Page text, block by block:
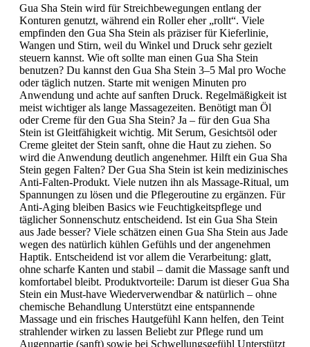
Gua Sha Stein wird für Streichbewegungen entlang der
Konturen genutzt, während ein Roller eher „rollt“. Viele
empfinden den Gua Sha Stein als präziser für Kieferlinie,
Wangen und Stirn, weil du Winkel und Druck sehr gezielt
steuern kannst. Wie oft sollte man einen Gua Sha Stein
benutzen? Du kannst den Gua Sha Stein 3–5 Mal pro Woche
oder täglich nutzen. Starte mit wenigen Minuten pro
Anwendung und achte auf sanften Druck. Regelmäßigkeit ist
meist wichtiger als lange Massagezeiten. Benötigt man Öl
oder Creme für den Gua Sha Stein? Ja – für den Gua Sha
Stein ist Gleitfähigkeit wichtig. Mit Serum, Gesichtsöl oder
Creme gleitet der Stein sanft, ohne die Haut zu ziehen. So
wird die Anwendung deutlich angenehmer. Hilft ein Gua Sha
Stein gegen Falten? Der Gua Sha Stein ist kein medizinisches
Anti-Falten-Produkt. Viele nutzen ihn als Massage-Ritual, um
Spannungen zu lösen und die Pflegeroutine zu ergänzen. Für
Anti-Aging bleiben Basics wie Feuchtigkeitspflege und
täglicher Sonnenschutz entscheidend. Ist ein Gua Sha Stein
aus Jade besser? Viele schätzen einen Gua Sha Stein aus Jade
wegen des natürlich kühlen Gefühls und der angenehmen
Haptik. Entscheidend ist vor allem die Verarbeitung: glatt,
ohne scharfe Kanten und stabil – damit die Massage sanft und
komfortabel bleibt. Produktvorteile: Darum ist dieser Gua Sha
Stein ein Must-have Wiederverwendbar & natürlich – ohne
chemische Behandlung Unterstützt eine entspannende
Massage und ein frisches Hautgefühl Kann helfen, den Teint
strahlender wirken zu lassen Beliebt zur Pflege rund um
Augenpartie (sanft) sowie bei Schwellungsgefühl Unterstützt